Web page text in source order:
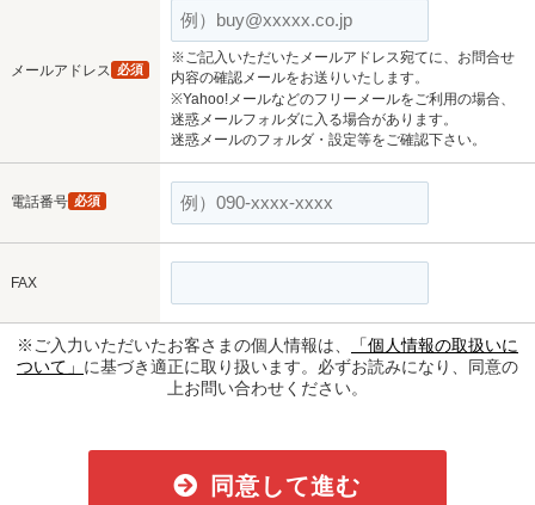
メールアドレス 必須
※ご記入いただいたメールアドレス宛てに、お問合せ
内容の確認メールをお送りいたします。
※Yahoo!メールなどのフリーメールをご利用の場合、
迷惑メールフォルダに入る場合があります。
迷惑メールのフォルダ・設定等をご確認下さい。
電話番号 必須
FAX
※ご入力いただいたお客さまの個人情報は、
「個人情報の取扱いに
ついて」 に基づき適正に取り扱います。必ずお読みになり、同意の
上お問い合わせください。
同意して進む